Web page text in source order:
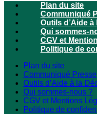
Plan du site
Communiqué
Outils d’Aide
Qui sommes-
CGV et
Politique de
Plan du site
Communiqué Presse
Outils d’Aide à la
Qui sommes-nous ?
CGV et Mentions
Politique de